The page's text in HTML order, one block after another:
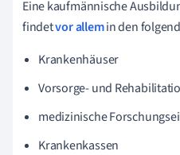
Eine kaufmännische
findetvor allemin den
Krankenhäuser
Vorsorge- und
medizinische
Krankenkassen